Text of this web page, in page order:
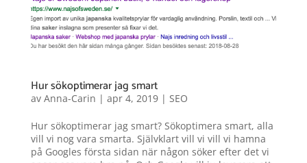
Hur sökoptimerar jag smart
av Anna-Carin | apr 4, 2019| SEO
Hur sökoptimerar jag smart? Sökoptimera smart, alla
vill vi nog vara smarta. Självklart vill vi vill vi hamna
på Googles första sidan när någon söker efter det vi